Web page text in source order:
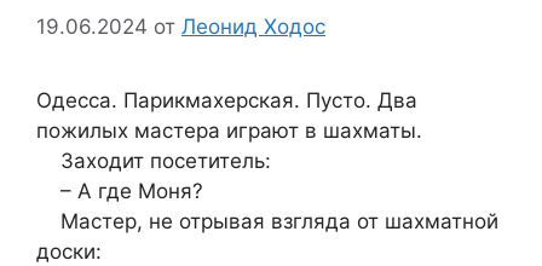
19.06.2024 от Леонид Ходос
Одесса. Парикмахерская. Пусто. Два
пожилых мастера играют в шахматы.
Заходит посетитель:
– А где Моня?
Мастер, не отрывая взгляда от шахматной
доски: